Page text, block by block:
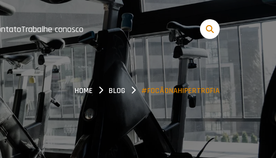
Trabalhe conosco
HOME BLOG #FOCÃONAHIPERTROFIA